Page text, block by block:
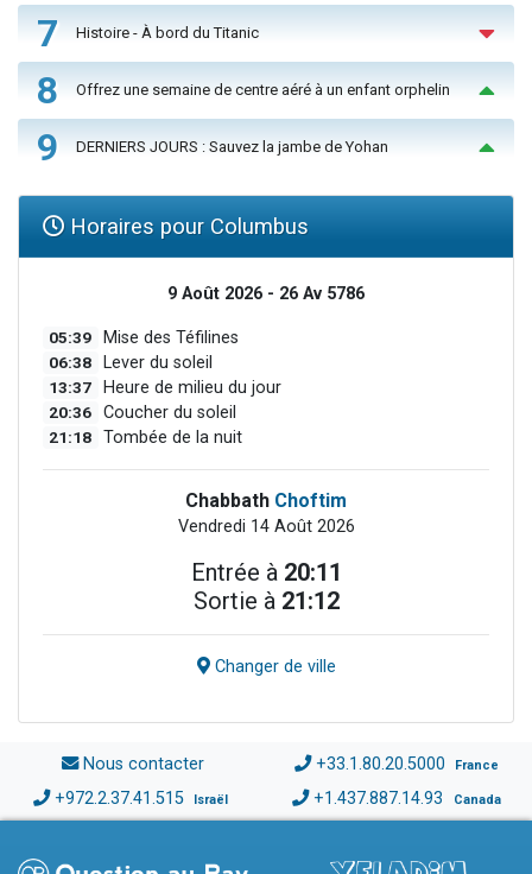
7 Histoire - À bord du Titanic
8 Offrez une semaine de centre aéré à un enfant orphelin
9 DERNIERS JOURS : Sauvez la jambe de Yohan
Horaires pour Columbus
9 Août 2026 - 26 Av 5786
05:39 Mise des Téfilines
06:38 Lever du soleil
13:37 Heure de milieu du jour
20:36 Coucher du soleil
21:18 Tombée de la nuit
Chabbath Choftim
Vendredi 14 Août 2026
Entrée à 20:11
Sortie à 21:12
Changer de ville
Nous contacter +33.1.80.20.5000 France
+972.2.37.41.515 Israël +1.437.887.14.93 Canada